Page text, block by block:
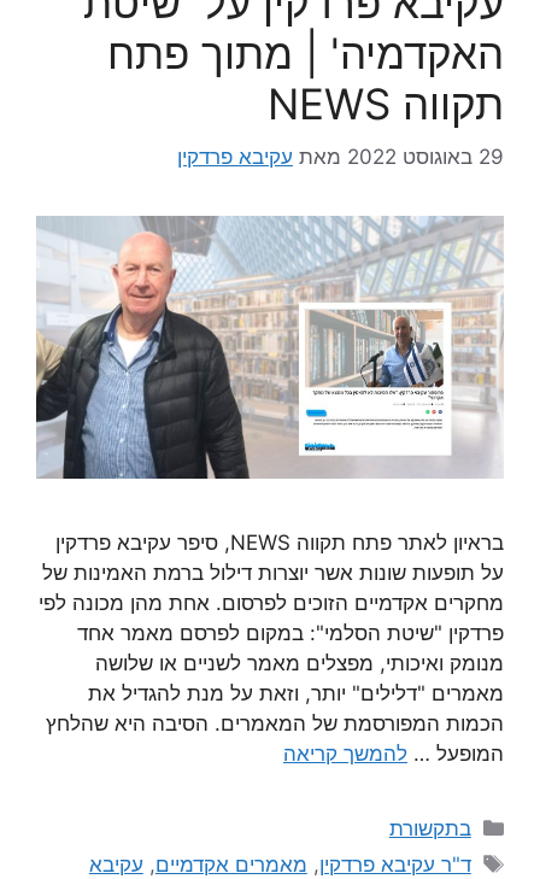
האקדמיה' | מתוך פתח
תקווה NEWS
29 באוגוסט 2022 מאת עקיבא פרדקין
בראיון לאתר פתח תקווה NEWS, סיפר עקיבא פרדקין
על תופעות שונות אשר יוצרות דילול ברמת האמינות של
מחקרים אקדמיים הזוכים לפרסום. אחת מהן מכונה לפי
פרדקין "שיטת הסלמי": במקום לפרסם מאמר אחד
מנומק ואיכותי, מפצלים מאמר לשניים או שלושה
מאמרים "דלילים" יותר, וזאת על מנת להגדיל את
הכמות המפורסמת של המאמרים. הסיבה היא שהלחץ
המופעל … להמשך קריאה
בתקשורת
ד"ר עקיבא פרדקין, מאמרים אקדמיים, עקיבא